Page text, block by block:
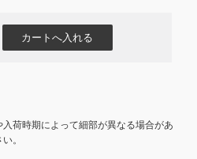
荷時期によって細部が異なる場合があ
。